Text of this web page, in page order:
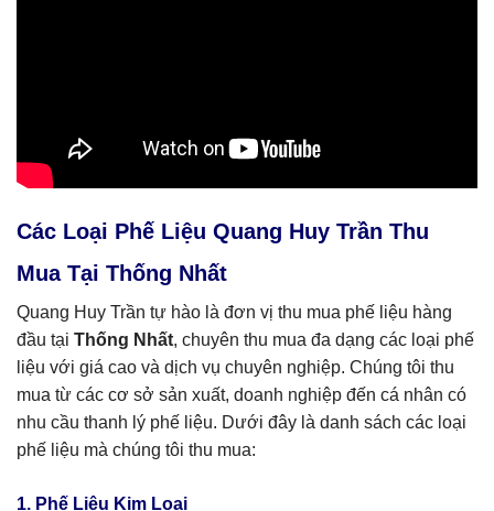
Các Loại Phế Liệu Quang Huy Trần Thu
Mua Tại Thống Nhất
Quang Huy Trần tự hào là đơn vị thu mua phế liệu hàng
đầu tại Thống Nhất, chuyên thu mua đa dạng các loại phế
liệu với giá cao và dịch vụ chuyên nghiệp. Chúng tôi thu
mua từ các cơ sở sản xuất, doanh nghiệp đến cá nhân có
nhu cầu thanh lý phế liệu. Dưới đây là danh sách các loại
phế liệu mà chúng tôi thu mua:
1. Phế Liệu Kim Loại